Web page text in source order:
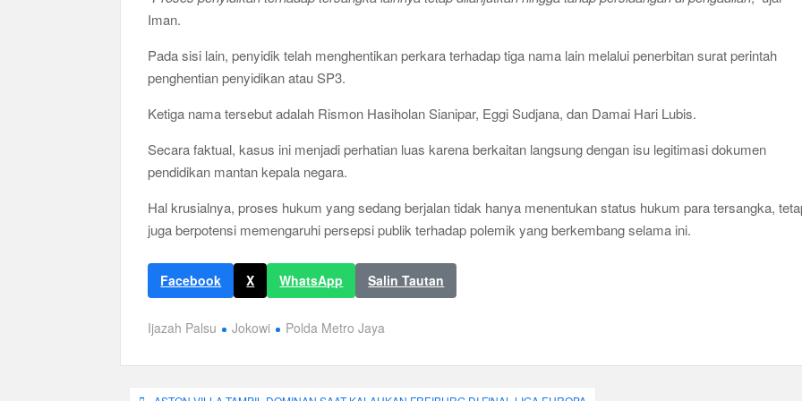
Iman.
Pada sisi lain, penyidik telah menghentikan perkara terhadap tiga nama lain melalui penerbitan surat perintah
penghentian penyidikan atau SP3.
Ketiga nama tersebut adalah Rismon Hasiholan Sianipar, Eggi Sudjana, dan Damai Hari Lubis.
Secara faktual, kasus ini menjadi perhatian luas karena berkaitan langsung dengan isu legitimasi dokumen
pendidikan mantan kepala negara.
Hal krusialnya, proses hukum yang sedang berjalan tidak hanya menentukan status hukum para tersangka,
juga berpotensi memengaruhi persepsi publik terhadap polemik yang berkembang selama ini.
Facebook X WhatsApp Salin Tautan
Ijazah Palsu Jokowi Polda Metro Jaya